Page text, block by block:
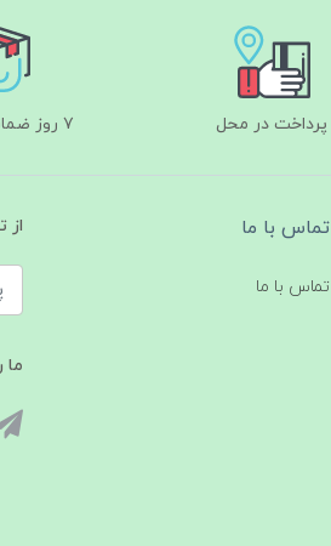
پرداخت در محل ۷ روز ضمانت بازگشت
تماس با ما
تماس با ما
از
ما